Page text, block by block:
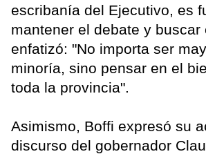
escribanía del Ejecutivo, es
mantener el debate y buscar
enfatizó: "No importa ser
minoría, sino pensar en el
toda la provincia".
Asimismo, Boffi expresó su
discurso del gobernador